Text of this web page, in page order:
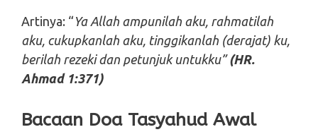
Artinya: “ Ya Allah ampunilah aku, rahmatilah
aku, cukupkanlah aku, tinggikanlah (derajat) ku,
berilah rezeki dan petunjuk untukku”(HR.
Ahmad 1:371)
Bacaan Doa Tasyahud Awal